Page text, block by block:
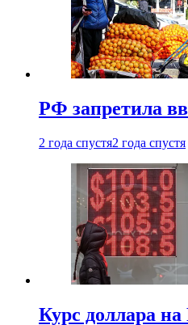
РФ запретила
2 года спустя2 года спустя
Курс доллара